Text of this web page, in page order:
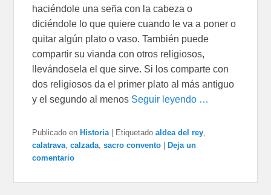
haciéndole una seña con la cabeza o
diciéndole lo que quiere cuando le va a poner o
quitar algún plato o vaso. También puede
compartir su vianda con otros religiosos,
llevándosela el que sirve. Si los comparte con
dos religiosos da el primer plato al más antiguo
y el segundo al menos Seguir leyendo …
Publicado en Historia Etiquetado aldea del rey,
calatrava,calzada,sacro convento
Deja un
comentario